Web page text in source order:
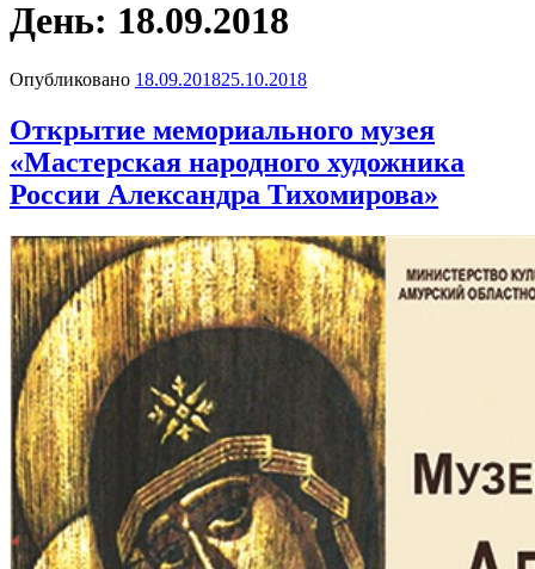
День: 18.09.2018
Опубликовано 18.09.201825.10.2018
Открытие мемориального музея
«Мастерская народного художника
России Александра Тихомирова»